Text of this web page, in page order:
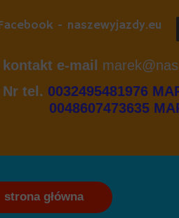
strona główna
- naszewyjazdy.eu
kontakt e-mail
Nr tel. 0032495481976
0048607473635